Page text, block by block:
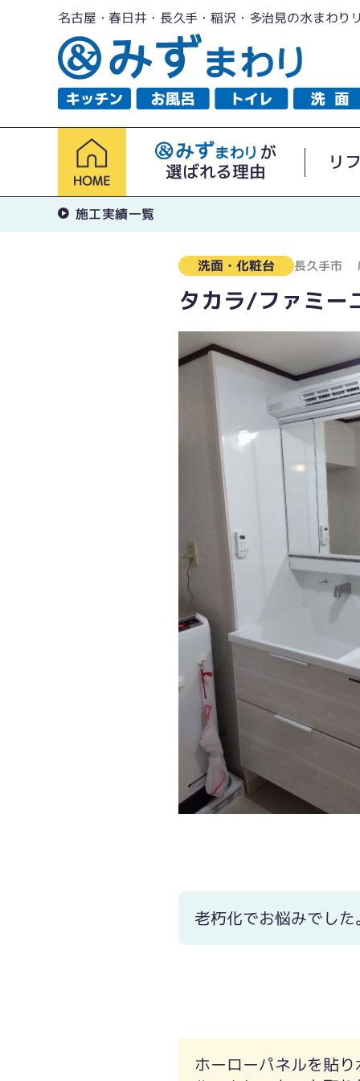
名古屋・春日井・長久手・稲沢・多治見の水まわり
が
選ばれる理由
リ
施工実績一覧
洗面・化粧台 長久手市
タカラ/ファミー
老朽化でお悩みでした
ホーローパネルを貼り